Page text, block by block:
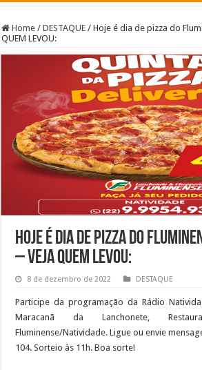
Home / DESTAQUE / Hoje é dia de pizza do
QUEM LEVOU:
Hoje é dia de pizza do
– VEJA QUEM LEVOU:
8 de dezembro de 2022 DESTAQUE
Participe da programação da Rádio
Maracanã da Lanchonete,
Fluminense/Natividade. Ligue ou envie
104. Sorteio às 11h. Boa sorte!